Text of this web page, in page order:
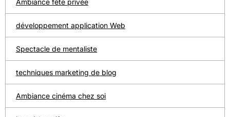
Ambiance fête privée
développement application Web
Spectacle de mentaliste
techniques marketing de blog
Ambiance cinéma chez soi